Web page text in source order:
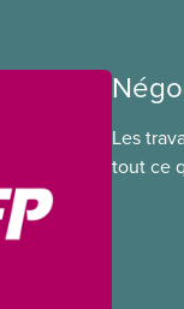
Les
tout ce